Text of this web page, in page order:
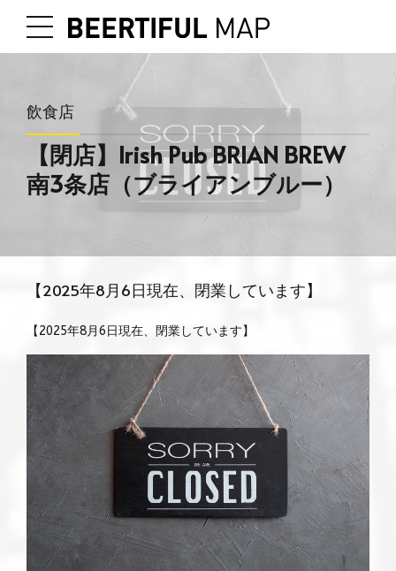
飲食店
【閉店】Irish Pub BRIAN BREW
南3条店（ブライアンブルー）
【2025年8月6日現在、閉業しています】
【2025年8月6日現在、閉業しています】